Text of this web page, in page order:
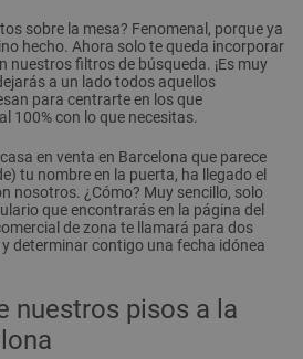
sobre la mesa? Fenomenal, porque ya
hecho. Ahora solo te queda incorporar
nuestros filtros de búsqueda. ¡Es muy
a un lado todos aquellos
para centrarte en los que
100% con lo que necesitas.
en venta en Barcelona que parece
tu nombre en la puerta, ha llegado el
nosotros. ¿Cómo? Muy sencillo, solo
que encontrarás en la página del
de zona te llamará para dos
determinar contigo una fecha idónea
nuestros pisos a la